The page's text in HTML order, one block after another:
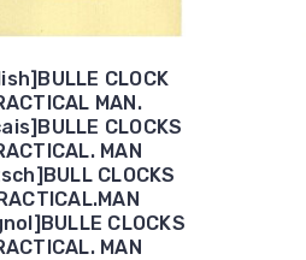
CLOCK
MAN.
CLOCKS
MAN
CLOCKS
CLOCKS
MAN